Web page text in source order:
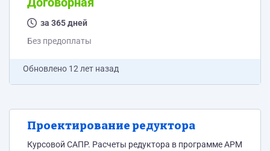
строительного производства - Техническая
эксплуатация зданий и сооружений - И другим
за 365 дней
Без предоплаты
Обновлено 12 лет назад
Проектирование редуктора
Курсовой САПР. Расчеты редуктора в программе APM